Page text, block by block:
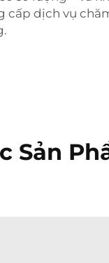
cấp dịch vụ
Sản